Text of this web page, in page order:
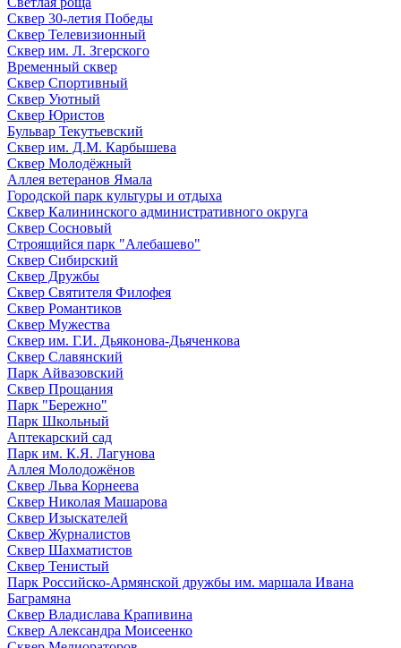
Сквер 30-летия Победы
Сквер Телевизионный
Сквер им. Л. Згерского
Временный сквер
Сквер Спортивный
Сквер Уютный
Сквер Юристов
Бульвар Текутьевский
Сквер им. Д.М. Карбышева
Сквер Молодёжный
Аллея ветеранов Ямала
Городской парк культуры и отдыха
Сквер Калининского административного округа
Сквер Сосновый
Строящийся парк "Алебашево"
Сквер Сибирский
Сквер Дружбы
Сквер Святителя Филофея
Сквер Романтиков
Сквер Мужества
Сквер им. Г.И. Дьяконова-Дьяченкова
Сквер Славянский
Парк Айвазовский
Сквер Прощания
Парк "Бережно"
Парк Школьный
Аптекарский сад
Парк им. К.Я. Лагунова
Аллея Молодожёнов
Сквер Льва Корнеева
Сквер Николая Машарова
Сквер Изыскателей
Сквер Журналистов
Сквер Шахматистов
Сквер Тенистый
Парк Российско-Армянской дружбы им. маршала Ивана
Баграмяна
Сквер Владислава Крапивина
Сквер Александра Моисеенко